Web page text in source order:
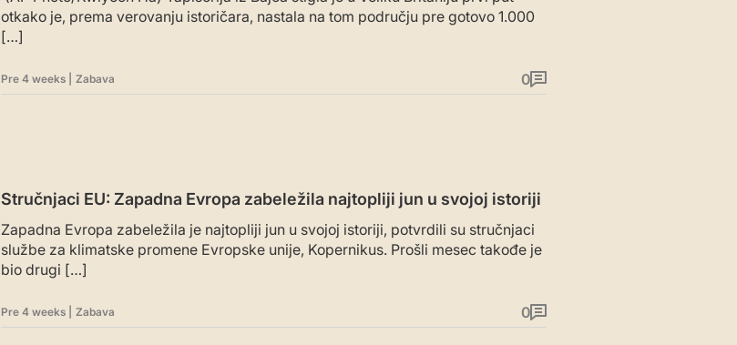
otkako je, prema verovanju istoričara, nastala na tom području pre gotovo 1.000
[…]
Pre 4 weeks Zabava 0
Stručnjaci EU: Zapadna Evropa zabeležila najtopliji jun u svojoj istoriji
Zapadna Evropa zabeležila je najtopliji jun u svojoj istoriji, potvrdili su stručnjaci
službe za klimatske promene Evropske unije, Kopernikus. Prošli mesec takođe je
bio drugi […]
Pre 4 weeks Zabava 0